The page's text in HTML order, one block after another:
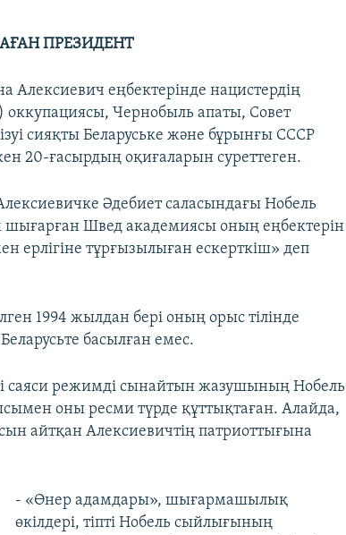
ПРЕЗИДЕНТ
Алексиевич еңбектерінде нацистердің
оккупациясы, Чернобыль апаты, Совет
сияқты Беларуське және бұрынғы СССР
20-ғасырдың оқиғаларын суреттеген.
Әдебиет саласындағы Нобель
Швед академиясы оның еңбектерін
ерлігіне тұрғызылыған ескерткіш» деп
1994 жылдан бері оның орыс тілінде
басылған емес.
саяси режимді сынайтын жазушының Нобель
оны ресми түрде құттықтаған. Алайда,
айтқан Алексиевичтің патриоттығына
- «Өнер адамдары», шығармашылық
өкілдері, тіпті Нобель сыйлығының